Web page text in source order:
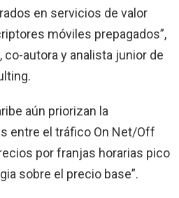
en servicios de valor
móviles prepagados”,
co-autora y analista junior de
aún priorizan la
entre el tráfico On Net/Off
por franjas horarias pico
sobre el precio base”.